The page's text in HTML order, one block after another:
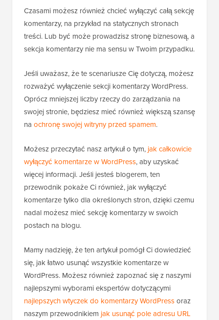
Czasami możesz również chcieć wyłączyć całą sekcję
komentarzy, na przykład na statycznych stronach
treści. Lub być może prowadzisz stronę biznesową, a
sekcja komentarzy nie ma sensu w Twoim przypadku.
Jeśli uważasz, że te scenariusze Cię dotyczą, możesz
rozważyć wyłączenie sekcji komentarzy WordPress.
Oprócz mniejszej liczby rzeczy do zarządzania na
swojej stronie, będziesz mieć również większą szansę
na ochronę swojej witryny przed spamem.
Możesz przeczytać nasz artykuł o tym, jak całkowicie
wyłączyć komentarze w WordPress, aby uzyskać
więcej informacji. Jeśli jesteś blogerem, ten
przewodnik pokaże Ci również, jak wyłączyć
komentarze tylko dla określonych stron, dzięki czemu
nadal możesz mieć sekcję komentarzy w swoich
postach na blogu.
Mamy nadzieję, że ten artykuł pomógł Ci dowiedzieć
się, jak łatwo usunąć wszystkie komentarze w
WordPress. Możesz również zapoznać się z naszymi
najlepszymi wyborami ekspertów dotyczącymi
najlepszych wtyczek do komentarzy WordPressoraz
naszym przewodnikiem jak usunąć pole adresu URL